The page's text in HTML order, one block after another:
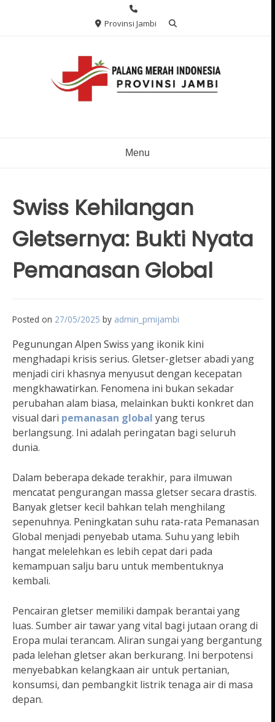
Provinsi Jambi
Menu
Swiss Kehilangan
Gletsernya: Bukti Nyata
Pemanasan Global
Posted on 27/05/2025 by admin_pmijambi
Pegunungan Alpen Swiss yang ikonik kini
menghadapi krisis serius. Gletser-gletser abadi yang
menjadi ciri khasnya menyusut dengan kecepatan
mengkhawatirkan. Fenomena ini bukan sekadar
perubahan alam biasa, melainkan bukti konkret dan
visual dari pemanasan global yang terus
berlangsung. Ini adalah peringatan bagi seluruh
dunia.
Dalam beberapa dekade terakhir, para ilmuwan
mencatat pengurangan massa gletser secara drastis.
Banyak gletser kecil bahkan telah menghilang
sepenuhnya. Peningkatan suhu rata-rata Pemanasan
Global menjadi penyebab utama. Suhu yang lebih
hangat melelehkan es lebih cepat dari pada
kemampuan salju baru untuk membentuknya
kembali.
Pencairan gletser memiliki dampak berantai yang
luas. Sumber air tawar yang vital bagi jutaan orang di
Eropa mulai terancam. Aliran sungai yang bergantung
pada lelehan gletser akan berkurang. Ini berpotensi
menyebabkan kelangkaan air untuk pertanian,
konsumsi, dan pembangkit listrik tenaga air di masa
depan.